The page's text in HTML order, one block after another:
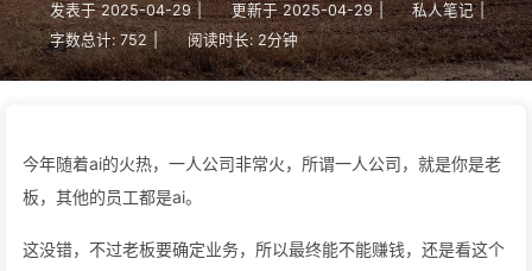
发表于 2025-04-29 | 更新于 2025-04-29 | 私人笔记 |
字数总计: 752 | 阅读时长: 2分钟
今年随着ai的火热，一人公司非常火，所谓一人公司，就是你是老
板，其他的员工都是ai。
这没错，不过老板要确定业务，所以最终能不能赚钱，还是看这个